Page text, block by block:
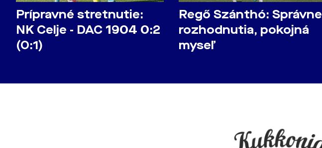
Prípravné stretnutie:
NK Celje - DAC 1904 0:2
(0:1)
Regő Szánthó: Správne
rozhodnutia, pokojná
myseľ